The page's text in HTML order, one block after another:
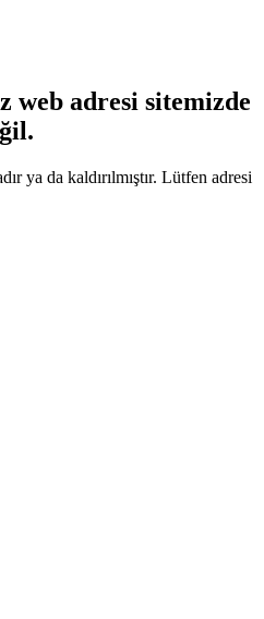
web adresi sitemizde
ya da kaldırılmıştır. Lütfen adresi